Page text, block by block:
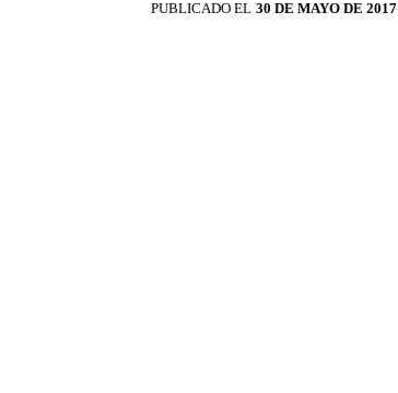
PUBLICADO EL 30 DE MAYO DE 2017